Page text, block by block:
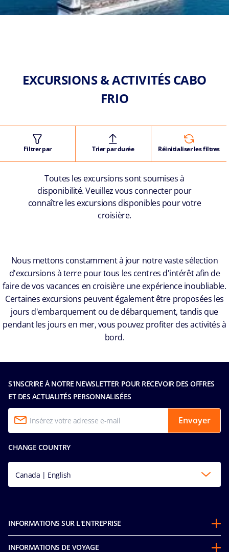
EXCURSIONS & ACTIVITÉS CABO
FRIO
Filtrer par Trier par durée Réinitialiser les filtres
Toutes les excursions sont soumises à
disponibilité. Veuillez vous connecter pour
connaître les excursions disponibles pour votre
croisière.
Nous mettons constamment à jour notre vaste sélection
d'excursions à terre pour tous les centres d'intérêt afin de
faire de vos vacances en croisière une expérience inoubliable.
Certaines excursions peuvent également être proposées les
jours d'embarquement ou de débarquement, tandis que
pendant les jours en mer, vous pouvez profiter des activités à
bord.
S'INSCRIRE À NOTRE NEWSLETTER POUR RECEVOIR DES OFFRES
ET DES ACTUALITÉS PERSONNALISÉES
Envoyer
CHANGE COUNTRY
Canada | English
INFORMATIONS SUR L'ENTREPRISE
INFORMATIONS DE VOYAGE